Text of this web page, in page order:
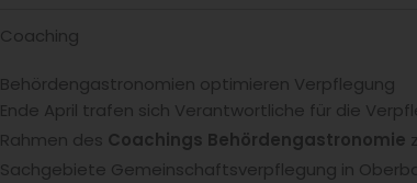
Coaching
Behördengastronomien optimieren Verpflegung
Ende April trafen sich Verantwortliche für die
Rahmen des Coachings Behördengastronomie
Sachgebiete Gemeinschaftsverpflegung in